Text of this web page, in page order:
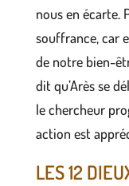
nous en écarte.
souffrance, car
de notre bien-
dit qu’Arès se
le chercheur
action est
LES 12